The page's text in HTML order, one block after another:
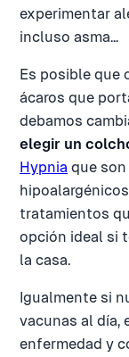
experimentar
incluso asma...
Es posible que
ácaros que
debamos
elegir un
Hypnia que
tratamientos
opción ideal si
la casa.
Igualmente si
vacunas al día,
enfermedad y